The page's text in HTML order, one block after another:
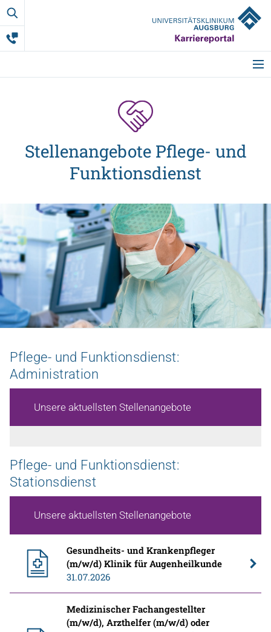
Pflege-
und
Studium & Co.
Weitere Mitarbeit
Zu den Stellenangeboten
Universitätsklinikum
Stellenangebote Pflege- und
Funktionsdienst
Pflege- und Funktionsdienst:
Administration
Unsere aktuellsten Stellenangebote
Pflege- und Funktionsdienst:
Stationsdienst
Unsere aktuellsten Stellenangebote
Gesundheits- und Krankenpfleger
(m/w/d) Klinik für Augenheilkunde
31.07.2026
Medizinischer Fachangestellter
(m/w/d), Arzthelfer (m/w/d) oder